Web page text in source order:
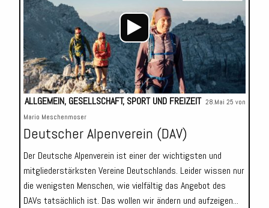
ALLGEMEIN, GESELLSCHAFT, SPORT UND FREIZEIT 28.Mai 25 von
Mario Meschenmoser
Deutscher Alpenverein (DAV)
Der Deutsche Alpenverein ist einer der wichtigsten und
mitgliederstärksten Vereine Deutschlands. Leider wissen nur
die wenigsten Menschen, wie vielfältig das Angebot des
DAVs tatsächlich ist. Das wollen wir ändern und aufzeigen...